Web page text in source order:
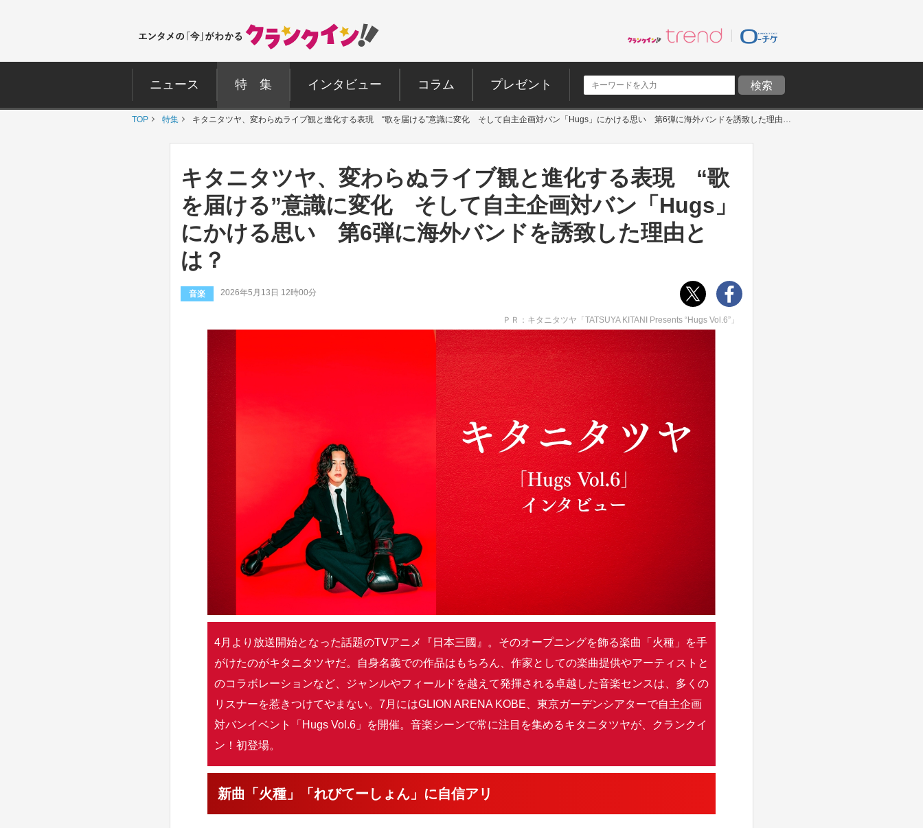
ニュース 特 集 インタビュー コラム プレゼント
TOP 特集 キタニタツヤ、変わらぬライブ観と進化する表現 “歌を届ける”意識に変化 そして自主企画対バン「Hugs」にかける思い 第6弾に海外バンドを誘致した理由とは？
キタニタツヤ、変わらぬライブ観と進化する表現 “歌
を届ける”意識に変化 そして自主企画対バン「Hugs」
にかける思い 第6弾に海外バンドを誘致した理由と
は？
音楽 2026年5月13日 12時00分
ＰＲ：キタニタツヤ「TATSUYA KITANI Presents “Hugs Vol.6”」
4月より放送開始となった話題のTVアニメ『日本三國』。そのオープニングを飾る楽曲「火種」を手
がけたのがキタニタツヤだ。自身名義での作品はもちろん、作家としての楽曲提供やアーティストと
のコラボレーションなど、ジャンルやフィールドを越えて発揮される卓越した音楽センスは、多くの
リスナーを惹きつけてやまない。7月にはGLION ARENA KOBE、東京ガーデンシアターで自主企画
対バンイベント「Hugs Vol.6」を開催。音楽シーンで常に注目を集めるキタニタツヤが、クランクイ
ン！初登場。
新曲「火種」「れびてーしょん」に自信アリ